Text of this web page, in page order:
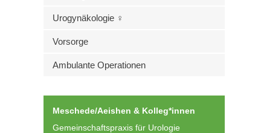
Urogynäkologie ♀
Vorsorge
Ambulante Operationen
Meschede/Aeishen & Kolleg*innen
Gemeinschaftspraxis für Urologie